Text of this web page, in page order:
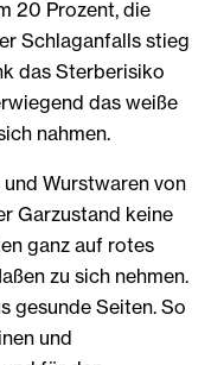
20 Prozent, die
Schlaganfalls stieg
das Sterberisiko
das weiße
nahmen.
Wurstwaren von
Garzustand keine
ganz auf rotes
zu sich nehmen.
gesunde Seiten. So
und